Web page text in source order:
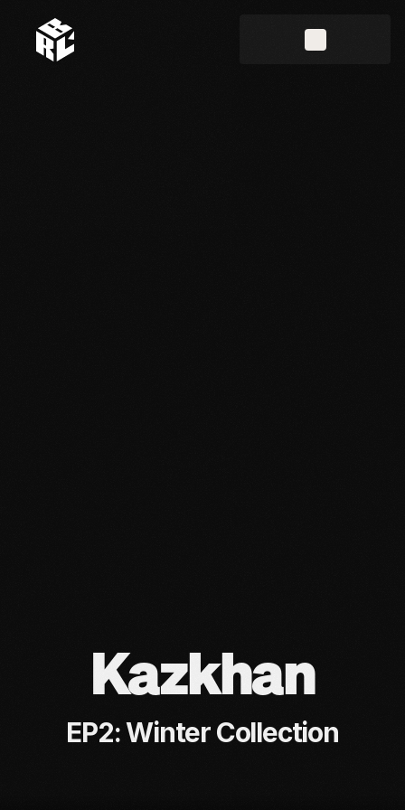
Kazkhan
EP2: Winter Collection